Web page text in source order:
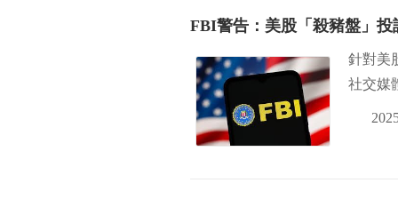
FBI警告：美股「殺豬盤」
針對美
社交媒